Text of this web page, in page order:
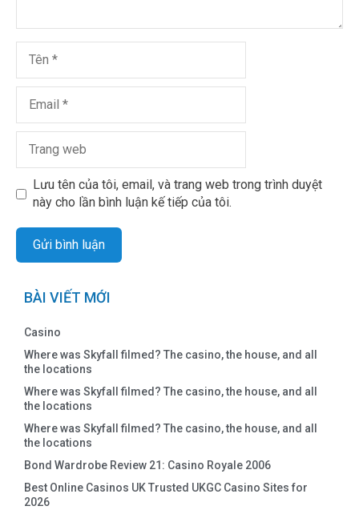
Lưu tên của tôi, email, và trang web trong trình duyệt
này cho lần bình luận kế tiếp của tôi.
BÀI VIẾT MỚI
Casino
Where was Skyfall filmed? The casino, the house, and all
the locations
Where was Skyfall filmed? The casino, the house, and all
the locations
Where was Skyfall filmed? The casino, the house, and all
the locations
Bond Wardrobe Review 21: Casino Royale 2006
Best Online Casinos UK Trusted UKGC Casino Sites for
2026